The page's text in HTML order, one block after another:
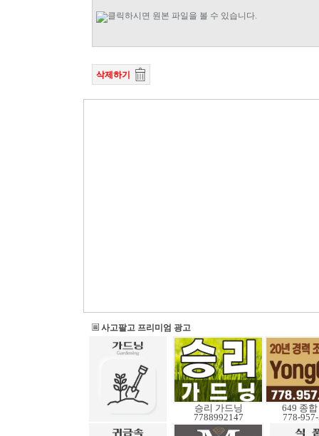
삭제하기
사고팔고 프리미엄 광고
승리 가드닝
7788992147
649 종
778-